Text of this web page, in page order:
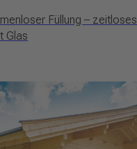
Füllung – zeitloses
Glas